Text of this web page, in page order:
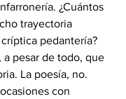
¿Cuántos
trayectoria
pedantería?
a pesar de todo, que
La poesía, no.
con